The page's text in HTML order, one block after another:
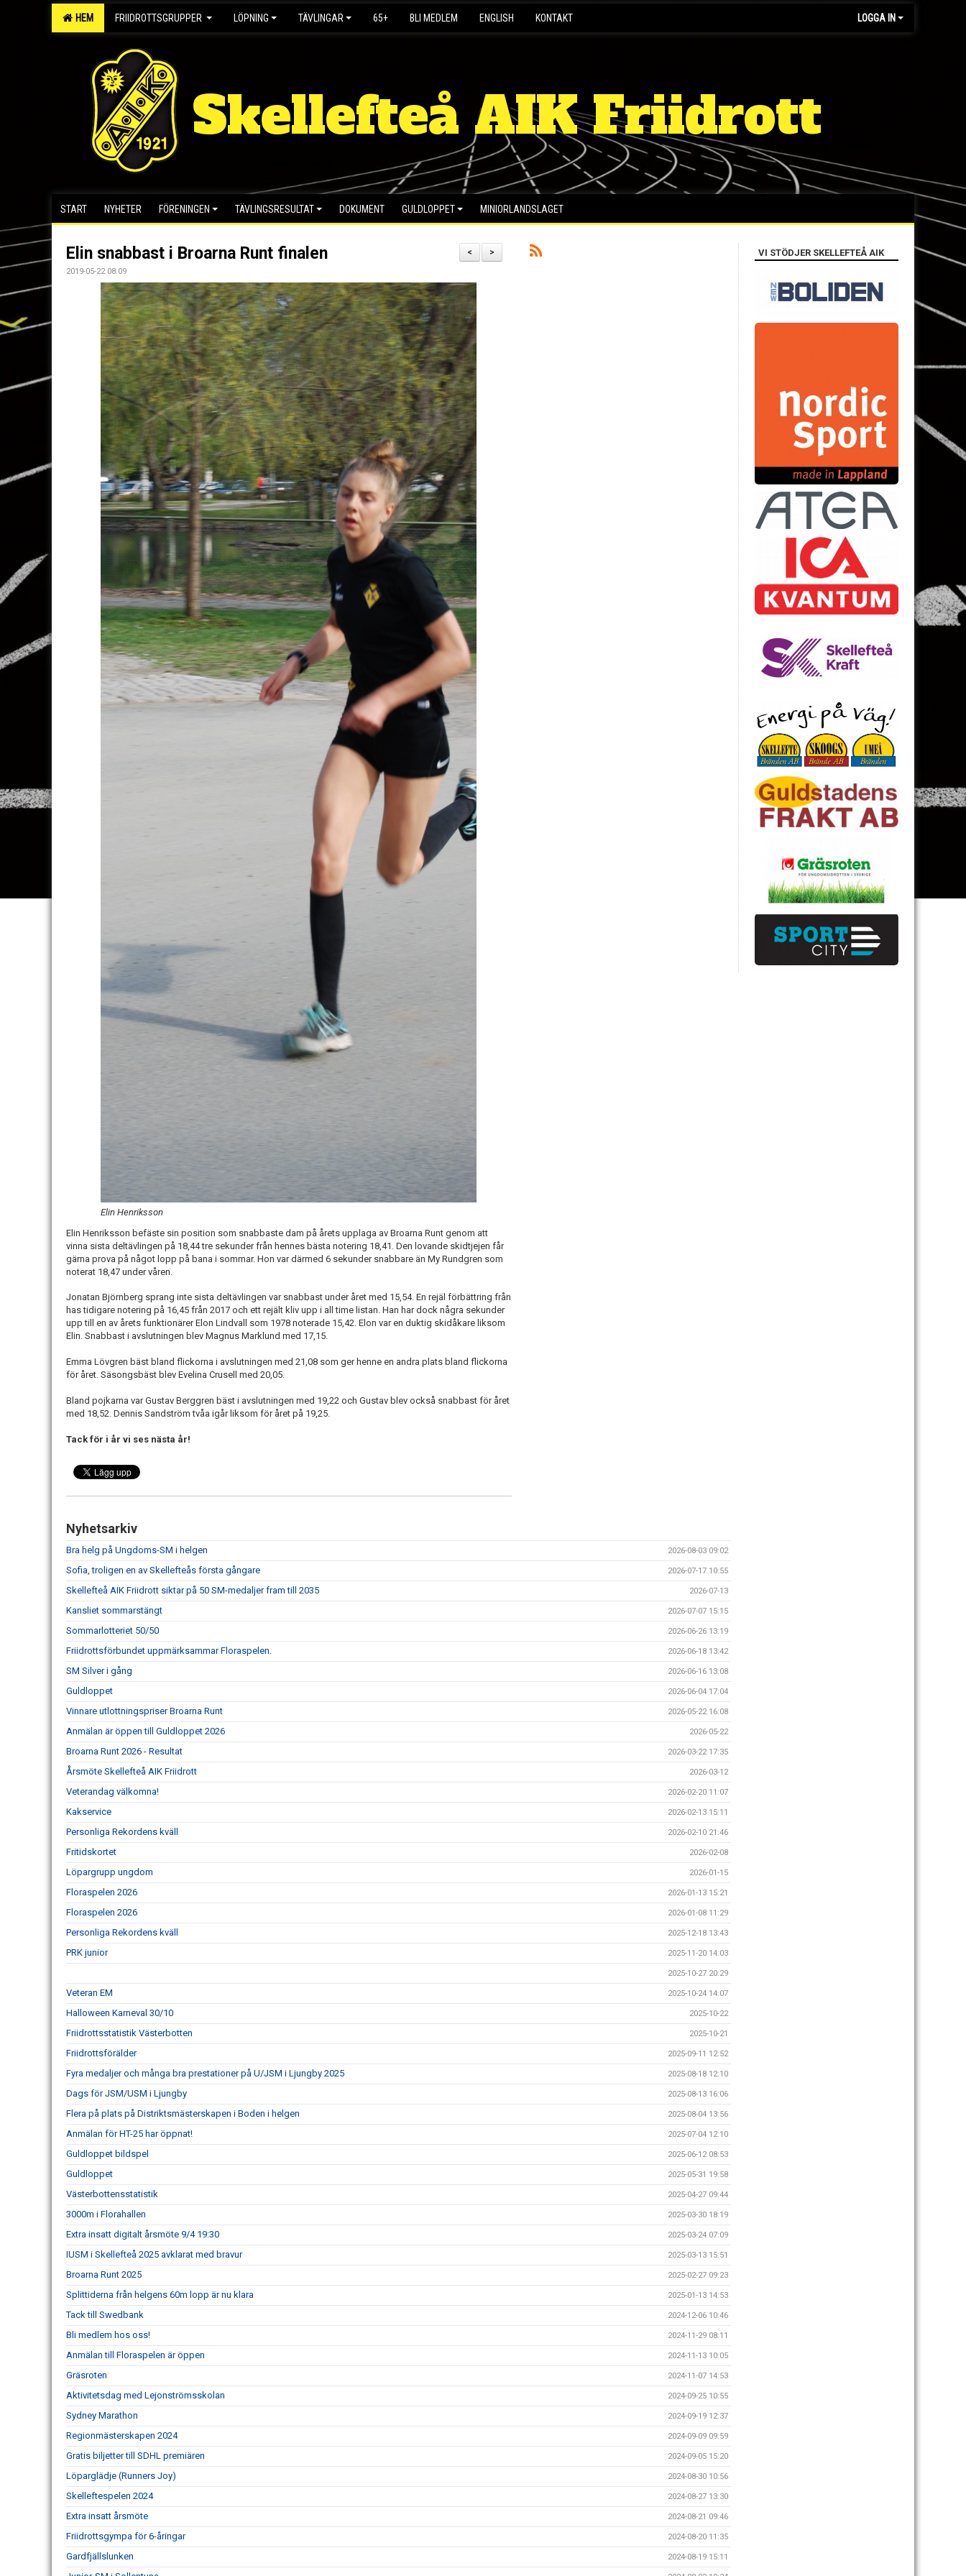
HEM FRIIDROTTSGRUPPER LÖPNING TÄVLINGAR 65+ BLI MEDLEM ENGLISH KONTAKT LOGGA IN
Skellefteå AIK Friidrott
START NYHETER FÖRENINGEN TÄVLINGSRESULTAT DOKUMENT GULDLOPPET MINIORLANDSLAGET
>
<
Elin snabbast i Broarna Runt finalen
2019-05-22 08:09
Elin Henriksson
Elin Henriksson befäste sin position som snabbaste dam på årets upplaga av Broarna Runt genom att
vinna sista deltävlingen på 18,44 tre sekunder från hennes bästa notering 18,41. Den lovande skidtjejen får
gärna prova på något lopp på bana i sommar. Hon var därmed 6 sekunder snabbare än My Rundgren som
noterat 18,47 under våren.
Jonatan Björnberg sprang inte sista deltävlingen var snabbast under året med 15,54. En rejäl förbättring från
has tidigare notering på 16,45 från 2017 och ett rejält kliv upp i all time listan. Han har dock några sekunder
upp till en av årets funktionärer Elon Lindvall som 1978 noterade 15,42. Elon var en duktig skidåkare liksom
Elin. Snabbast i avslutningen blev Magnus Marklund med 17,15.
Emma Lövgren bäst bland flickorna i avslutningen med 21,08 som ger henne en andra plats bland flickorna
för året. Säsongsbäst blev Evelina Crusell med 20,05.
Bland pojkarna var Gustav Berggren bäst i avslutningen med 19,22 och Gustav blev också snabbast för året
med 18,52. Dennis Sandström tvåa igår liksom för året på 19,25.
Tack för i år vi ses nästa år!
Nyhetsarkiv
Bra helg på Ungdoms-SM i helgen 2026-08-03 09:02
Sofia, troligen en av Skellefteås första gångare 2026-07-17 10:55
Skellefteå AIK Friidrott siktar på 50 SM-medaljer fram till 2035 2026-07-13
Kansliet sommarstängt 2026-07-07 15:15
Sommarlotteriet 50/50 2026-06-26 13:19
Friidrottsförbundet uppmärksammar Floraspelen. 2026-06-18 13:42
SM Silver i gång 2026-06-16 13:08
Guldloppet 2026-06-04 17:04
Vinnare utlottningspriser Broarna Runt 2026-05-22 16:08
Anmälan är öppen till Guldloppet 2026 2026-05-22
Broarna Runt 2026 - Resultat 2026-03-22 17:35
Årsmöte Skellefteå AIK Friidrott 2026-03-12
Veterandag välkomna! 2026-02-20 11:07
Kakservice 2026-02-13 15:11
Personliga Rekordens kväll 2026-02-10 21:46
Fritidskortet 2026-02-08
Löpargrupp ungdom 2026-01-15
Floraspelen 2026 2026-01-13 15:21
Floraspelen 2026 2026-01-08 11:29
Personliga Rekordens kväll 2025-12-18 13:43
PRK junior 2025-11-20 14:03
2025-10-27 20:29
Veteran EM 2025-10-24 14:07
Halloween Karneval 30/10 2025-10-22
Friidrottsstatistik Västerbotten 2025-10-21
Friidrottsförälder 2025-09-11 12:52
Fyra medaljer och många bra prestationer på U/JSM i Ljungby 2025 2025-08-18 12:10
Dags för JSM/USM i Ljungby 2025-08-13 16:06
Flera på plats på Distriktsmästerskapen i Boden i helgen 2025-08-04 13:56
Anmälan för HT-25 har öppnat! 2025-07-04 12:10
Guldloppet bildspel 2025-06-12 08:53
Guldloppet 2025-05-31 19:58
Västerbottensstatistik 2025-04-27 09:44
3000m i Florahallen 2025-03-30 18:19
Extra insatt digitalt årsmöte 9/4 19:30 2025-03-24 07:09
IUSM i Skellefteå 2025 avklarat med bravur 2025-03-13 15:51
Broarna Runt 2025 2025-02-27 09:23
Splittiderna från helgens 60m lopp är nu klara 2025-01-13 14:53
Tack till Swedbank 2024-12-06 10:46
Bli medlem hos oss! 2024-11-29 08:11
Anmälan till Floraspelen är öppen 2024-11-13 10:05
Gräsroten 2024-11-07 14:53
Aktivitetsdag med Lejonströmsskolan 2024-09-25 10:55
Sydney Marathon 2024-09-19 12:37
Regionmästerskapen 2024 2024-09-09 09:59
Gratis biljetter till SDHL premiären 2024-09-05 15:20
Löparglädje (Runners Joy) 2024-08-30 10:56
Skelleftespelen 2024 2024-08-27 13:30
Extra insatt årsmöte 2024-08-21 09:46
Friidrottsgympa för 6-åringar 2024-08-20 11:35
Gardfjällslunken 2024-08-19 15:11
VI STÖDJER SKELLEFTEÅ AIK